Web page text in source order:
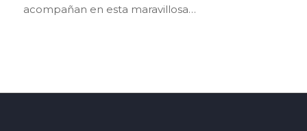
acompañan en esta maravillosa…